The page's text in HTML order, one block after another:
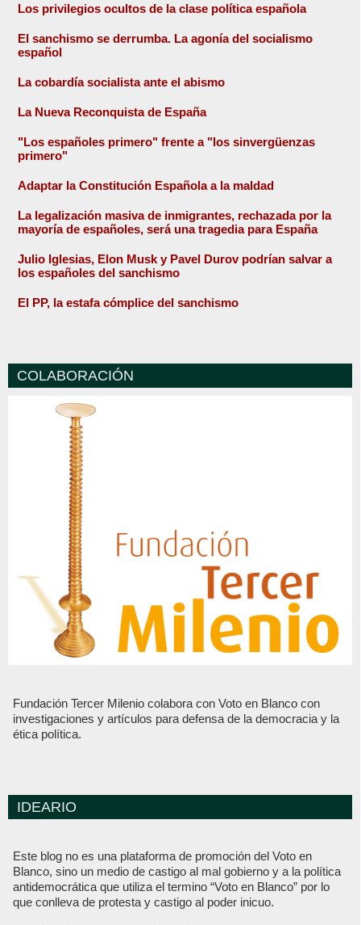
Los privilegios ocultos de la clase política española
El sanchismo se derrumba. La agonía del socialismo
español
La cobardía socialista ante el abismo
La Nueva Reconquista de España
"Los españoles primero" frente a "los sinvergüenzas
primero"
Adaptar la Constitución Española a la maldad
La legalización masiva de inmigrantes, rechazada por la
mayoría de españoles, será una tragedia para España
Julio Iglesias, Elon Musk y Pavel Durov podrían salvar a
los españoles del sanchismo
El PP, la estafa cómplice del sanchismo
COLABORACIÓN
Fundación Tercer Milenio colabora con Voto en Blanco con
investigaciones y artículos para defensa de la democracia y la
ética política.
IDEARIO
Este blog no es una plataforma de promoción del Voto en
Blanco, sino un medio de castigo al mal gobierno y a la política
antidemocrática que utiliza el termino “Voto en Blanco” por lo
que conlleva de protesta y castigo al poder inicuo.